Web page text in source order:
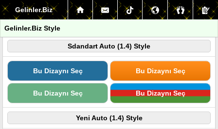
Gelinler.Biz
Gelinler.Biz Style
Sdandart Auto (1.4) Style
Bu Dizaynı Seç Bu Dizaynı Seç
Bu Dizaynı Seç Bu Dizaynı Seç
Yeni Auto (1.4) Style